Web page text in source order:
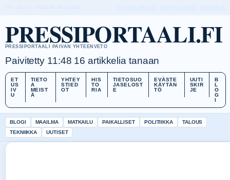
PRESSIPORTAALI.FI
PRESSIPORTAALI PAIVAN YHTEENVETO
Paivitetty 11:48 16 artikkelia tanaan
ET
US
IV
U
TIETO
A
MEIST
Ä
YHTEY
STIED
OT
HIS
TO
RIA
TIETOSUO
JASELOST
E
EVÄSTE
KÄYTÄN
TÖ
UUTI
SKIR
JE
B
L
O
G
I
BLOGI MAAILMA MATKAILU PAIKALLISET POLITIIKKA
TALOUS
TEKNIIKKA
UUTISET